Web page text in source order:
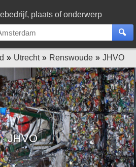
plaats of onderwerp
Utrecht Renswoude JHVO
JHVO